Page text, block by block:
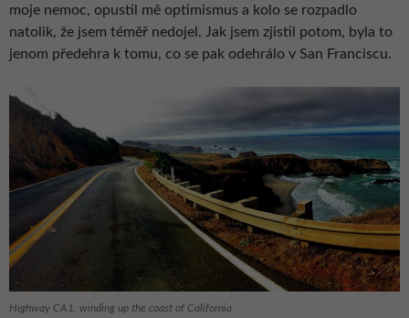
moje nemoc, opustil mě optimismus a kolo se rozpadlo
natolik, že jsem téměř nedojel. Jak jsem zjistil potom, byla to
jenom předehra k tomu, co se pak odehrálo v San Franciscu.
Highway CA1, winding up the coast of California